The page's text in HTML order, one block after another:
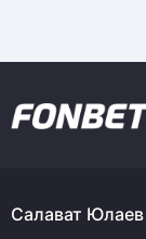
Салават Юлаев